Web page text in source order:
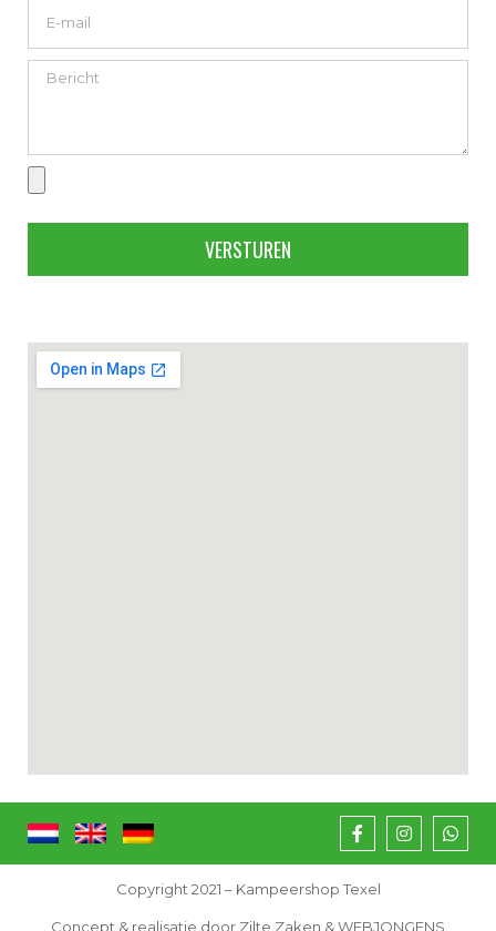
VERSTUREN
Copyright 2021 – Kampeershop Texel
Concept & realisatie door Zilte Zaken & WEBJONGENS